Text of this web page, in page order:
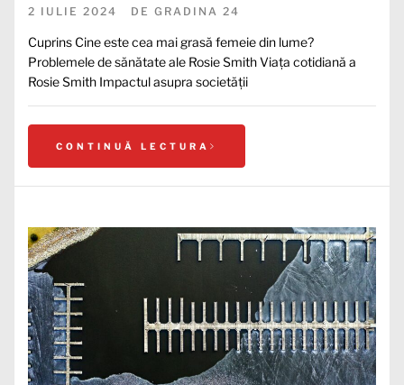
2 IULIE 2024 DE GRADINA 24
Cuprins Cine este cea mai grasă femeie din lume?
Problemele de sănătate ale Rosie Smith Viața cotidiană a
Rosie Smith Impactul asupra societății
CONTINUĂ LECTURA